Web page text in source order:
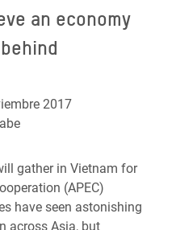
an economy
2017
gather in Vietnam for
(APEC)
have seen astonishing
across Asia, but